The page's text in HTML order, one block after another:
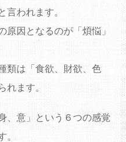
言われます。
原因となるのが「煩悩」
類は「食欲、財欲、色
れます。
、意」という６つの感覚
。